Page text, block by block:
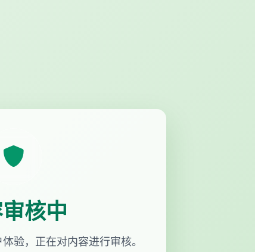
核中
验，正在对内容进行审核。